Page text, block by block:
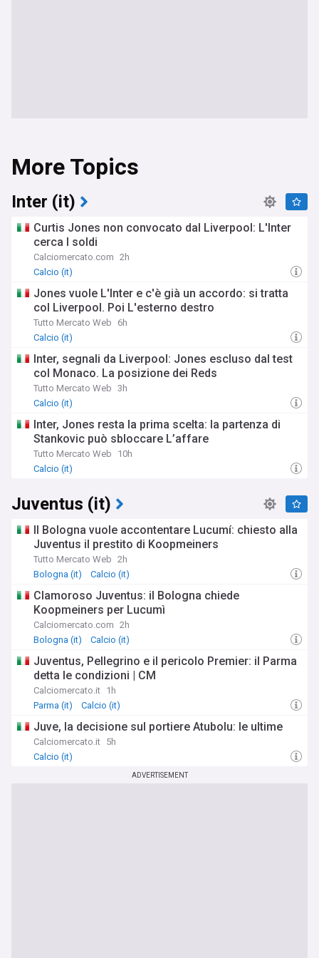
More Topics
Inter (it)
Curtis Jones non convocato dal Liverpool: L'Inter
cerca I soldi
Calciomercato.com 2h
Calcio (it)
Jones vuole L'Inter e c'è già un accordo: si tratta
col Liverpool. Poi L'esterno destro
Tutto Mercato Web
6h
Calcio (it)
Inter, segnali da Liverpool: Jones escluso dal test
col Monaco. La posizione dei Reds
Tutto Mercato Web 3h
Calcio (it)
Inter, Jones resta la prima scelta: la partenza di
Stankovic può sbloccare L’affare
Tutto Mercato Web
10h
Calcio (it)
Juventus (it)
Il Bologna vuole accontentare Lucumí: chiesto alla
Juventus il prestito di Koopmeiners
Tutto Mercato Web 2h
Bologna (it)
Calcio (it)
Clamoroso Juventus: il Bologna chiede
Koopmeiners per Lucumì
Calciomercato.com 2h
Bologna (it)
Calcio (it)
Juventus, Pellegrino e il pericolo Premier: il Parma
detta le condizioni | CM
Calciomercato.it 1h
Parma (it)
Calcio (it)
Juve, la decisione sul portiere Atubolu: le ultime
Calciomercato.it 5h
Calcio (it)
ADVERTISEMENT